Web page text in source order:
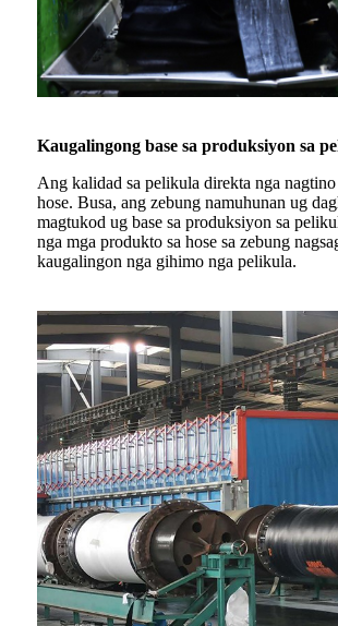
Kaugalingong base sa produksiyon sa
Ang kalidad sa pelikula direkta nga nagtino
hose. Busa, ang zebung namuhunan ug
magtukod ug base sa produksiyon sa
nga mga produkto sa hose sa zebung
kaugalingon nga gihimo nga pelikula.